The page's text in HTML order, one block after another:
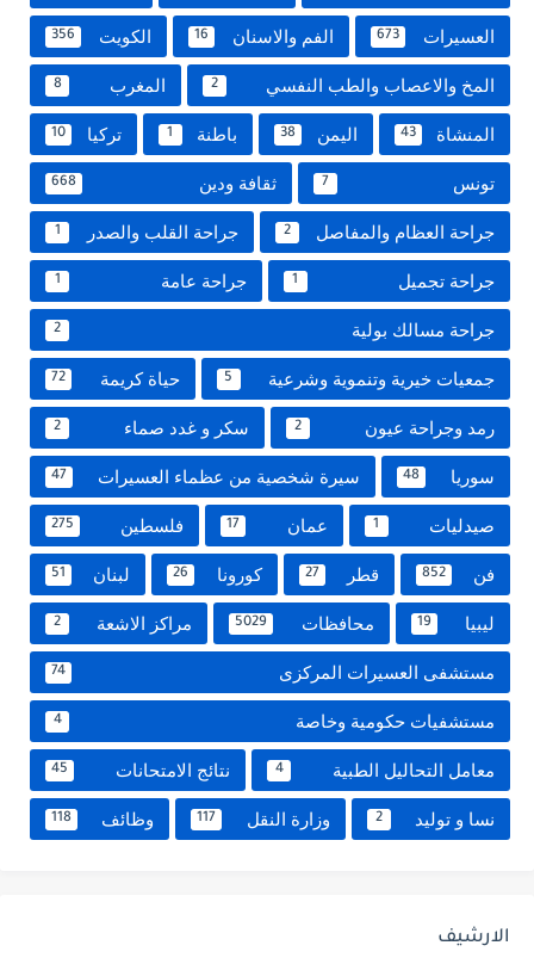
العسيرات 673 الفم والاسنان 16 الكويت 356
المخ والاعصاب والطب النفسي 2 المغرب 8
المنشاة 43 اليمن 38 باطنة 1 تركيا 10
تونس 7 ثقافة ودين 668
جراحة العظام والمفاصل 2 جراحة القلب والصدر 1
جراحة تجميل 1 جراحة عامة 1
جراحة مسالك بولية 2
جمعيات خيرية وتنموية وشرعية 5 حياة كريمة 72
رمد وجراحة عيون 2 سكر و غدد صماء 2
سوريا 48 سيرة شخصية من عظماء العسيرات 47
صيدليات 1 عمان 17 فلسطين 275
فن 852 قطر 27 كورونا 26 لبنان 51
ليبيا 19 محافظات 5029 مراكز الاشعة 2
مستشفى العسيرات المركزى 74
مستشفيات حكومية وخاصة 4
معامل التحاليل الطبية 4 نتائج الامتحانات 45
نسا و توليد 2 وزارة النقل 117 وظائف 118
الارشيف